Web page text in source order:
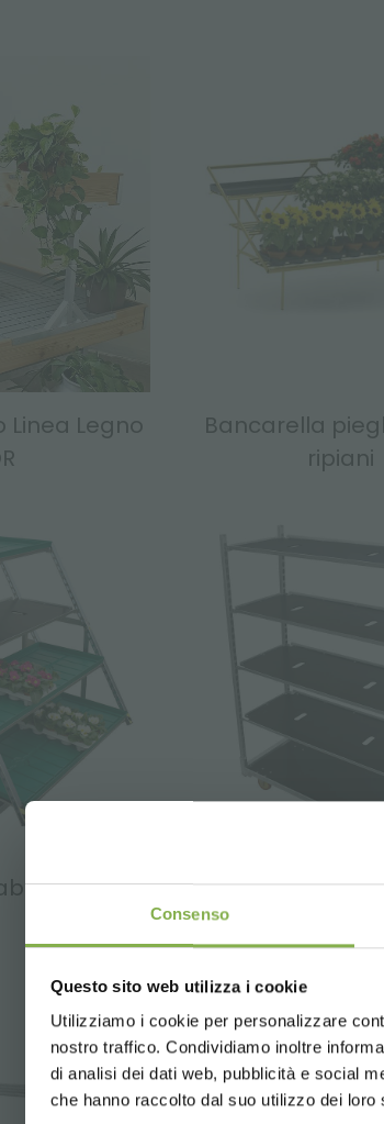
Consenso
Questo sito web utilizza i cookie
Utilizziamo i cookie per personalizzare
nostro traffico. Condividiamo inoltre
di analisi dei dati web, pubblicità e social
che hanno raccolto dal suo utilizzo dei loro
Linea Legno
Bancarella
ripiani
Carrello DC
Crea un
5 % di scontosul tuo
2 % di sconto sempre
Spedizione gratis
News e
in fase di